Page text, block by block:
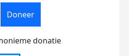
Doneer
donatie